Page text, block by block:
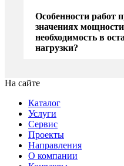
Особенности работ
значениях
необходимость в
нагрузки?
На сайте
Каталог
Услуги
Сервис
Проекты
Направления
О компании